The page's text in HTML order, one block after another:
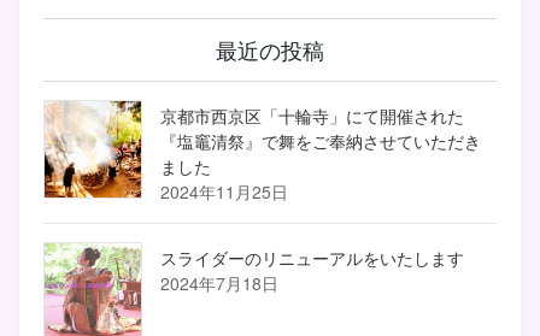
最近の投稿
京都市西京区「十輪寺」にて開催された
『塩竈清祭』で舞をご奉納させていただき
ました
2024年11月25日
スライダーのリニューアルをいたします
2024年7月18日